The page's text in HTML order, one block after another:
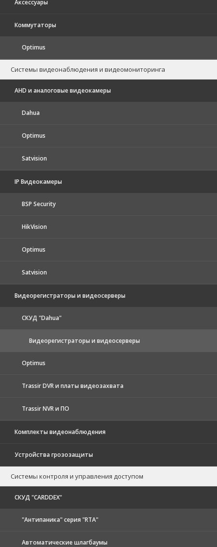
Аксессуары
Коммутаторы
Optimus
Системы видеонаблюдения и видеомониторинга
AHD и аналоговые видеокамеры
Dahua
Optimus
Satvision
IP Видеокамеры
BSP Security
HikVision
Optimus
Satvision
Видеорегистраторы и видеосерверы
CКУД "Dahua"
Видеорегистраторы и видеосерверы
Optimus
Trassir DVR и платы видеозахвата
Trassir NVR и ПО
Комплекты видеонаблюдения
Устройства грозозащиты
Системы контроля и управления доступом
CКУД "CARDDEX"
"Антипаника" серия "RTA"
Автоматические шлагбаумы